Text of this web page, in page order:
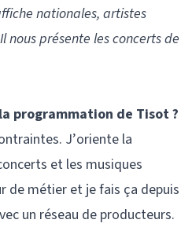
nationales, artistes
nous présente les concerts de
programmation de Tisot ?
J’oriente la
et les musiques
de métier et je fais ça depuis
un réseau de producteurs.